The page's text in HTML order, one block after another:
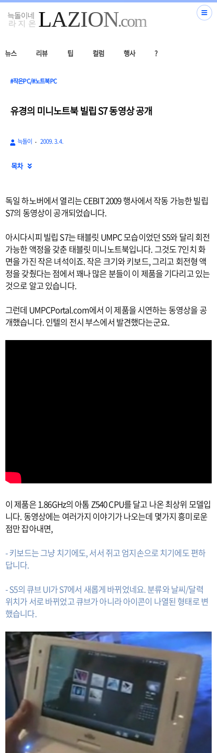
뉴스 리뷰 팁 컬럼 행사 ?
#작은PC/#노트북PC
유경의 미니노트북 빌립 S7 동영상 공개
늑돌이 2009. 3. 4.
목차 
독일 하노버에서 열리는 CEBIT 2009 행사에서 작동 가능한 빌립
S7의 동영상이 공개되었습니다.
아시다시피 빌립 S7는 태블릿 UMPC 모습이었던 S5와 달리 회전
가능한 액정을 갖춘 태블릿 미니노트북입니다. 그것도 7인치 화
면을 가진 작은 녀석이죠. 작은 크기와 키보드, 그리고 회전형 액
정을 갖췄다는 점에서 꽤나 많은 분들이 이 제품을 기다리고 있는
것으로 알고 있습니다.
그런데 UMPCPortal.com에서 이 제품을 시연하는 동영상을 공
개했습니다. 인텔의 전시 부스에서 발견했다는군요.
이 제품은 1.86GHz의 아톰 Z540 CPU를 달고 나온 최상위 모델입
니다. 동영상에는 여러가지 이야기가 나오는데 몇가지 흥미로운
점만 잡아내면,
- 키보드는 그냥 치기에도, 서서 쥐고 엄지손으로 치기에도 편하
답니다.
- S5의 큐브 UI가 S7에서 새롭게 바뀌었네요. 분류와 날씨/달력
위치가 서로 바뀌었고 큐브가 아니라 아이콘이 나열된 형태로 변
했습니다.